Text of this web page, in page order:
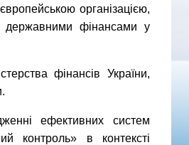
організацією,
державними фінансами у
фінансів України,
ефективних систем
контроль» в контексті